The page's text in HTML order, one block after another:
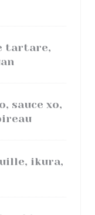
tartare,
sauce xo,
ikura,